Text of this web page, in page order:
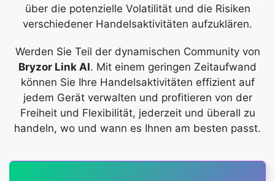
über die potenzielle Volatilität und die Risiken
verschiedener Handelsaktivitäten aufzuklären.
Werden Sie Teil der dynamischen Community von
Bryzor Link AI. Mit einem geringen Zeitaufwand
können Sie Ihre Handelsaktivitäten effizient auf
jedem Gerät verwalten und profitieren von der
Freiheit und Flexibilität, jederzeit und überall zu
handeln, wo und wann es Ihnen am besten passt.